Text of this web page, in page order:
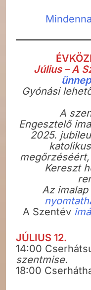
Július – A
Gyónási
A
Engesztelő
2025.
Kereszt
Az imalap
A Szentév
JÚLIUS 12.
14:00
szentmise.
18:00